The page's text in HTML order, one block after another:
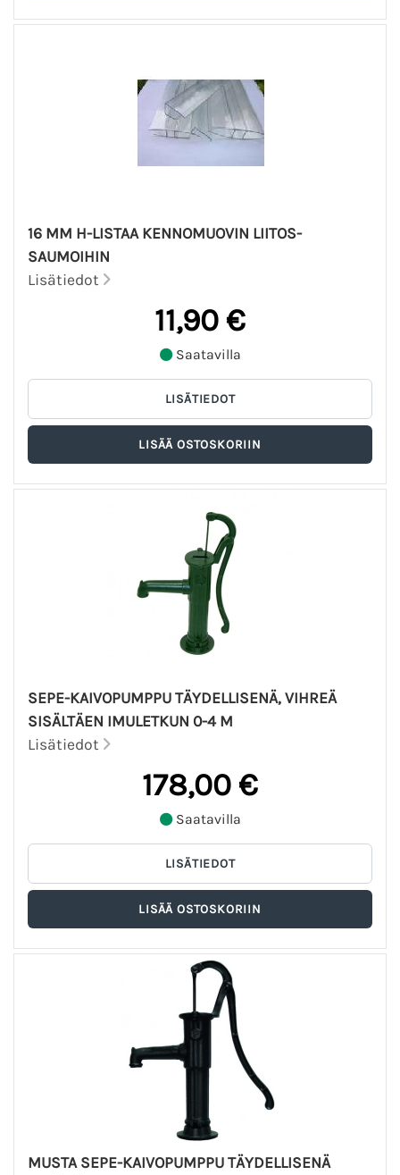
16 MM H-LISTAA KENNOMUOVIN LIITOS-
SAUMOIHIN
Lisätiedot
11,90 €
Saatavilla
SEPE-KAIVOPUMPPU TÄYDELLISENÄ, VIHREÄ
SISÄLTÄEN IMULETKUN 0-4 M
Lisätiedot
178,00 €
Saatavilla
MUSTA SEPE-KAIVOPUMPPU TÄYDELLISENÄ